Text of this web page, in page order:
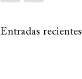
Entradas recientes